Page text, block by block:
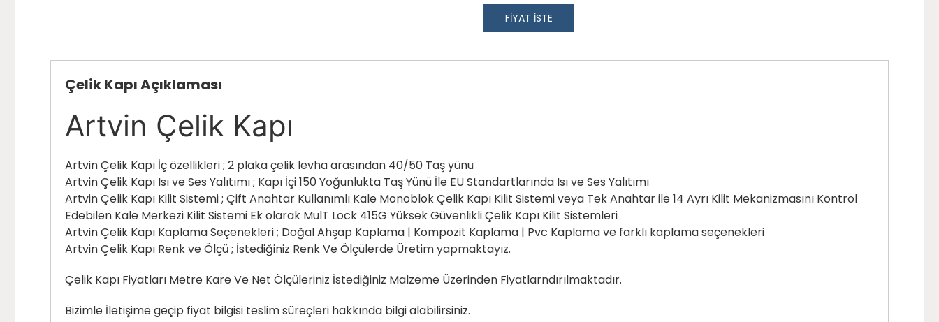
FİYAT İSTE
Çelik Kapı Açıklaması
Artvin Çelik Kapı
Artvin Çelik Kapı İç özellikleri ; 2 plaka çelik levha arasından 40/50 Taş yünü
Artvin Çelik Kapı Isı ve Ses Yalıtımı ; Kapı İçi 150 Yoğunlukta Taş Yünü İle EU Standartlarında Isı ve Ses Yalıtımı
Artvin Çelik Kapı Kilit Sistemi ; Çift Anahtar Kullanımlı Kale Monoblok Çelik Kapı Kilit Sistemi veya Tek Anahtar ile 14 Ayrı Kilit Mekanizmasını Kontrol
Edebilen Kale Merkezi Kilit Sistemi Ek olarak MulT Lock 415G Yüksek Güvenlikli Çelik Kapı Kilit Sistemleri
Artvin Çelik Kapı Kaplama Seçenekleri ; Doğal Ahşap Kaplama | Kompozit Kaplama | Pvc Kaplama ve farklı kaplama seçenekleri
Artvin Çelik Kapı Renk ve Ölçü ; İstediğiniz Renk Ve Ölçülerde Üretim yapmaktayız.
Çelik Kapı Fiyatları Metre Kare Ve Net Ölçüleriniz İstediğiniz Malzeme Üzerinden Fiyatlarndırılmaktadır.
Bizimle İletişime geçip fiyat bilgisi teslim süreçleri hakkında bilgi alabilirsiniz.